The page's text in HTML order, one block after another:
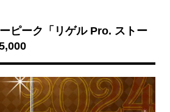
ピーク「リゲル Pro. ストー